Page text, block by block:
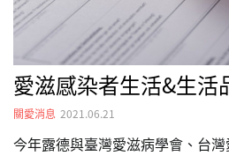
愛滋感染者生活&生活
關愛消息 2021.06.21
今年露德與臺灣愛滋病學會、台